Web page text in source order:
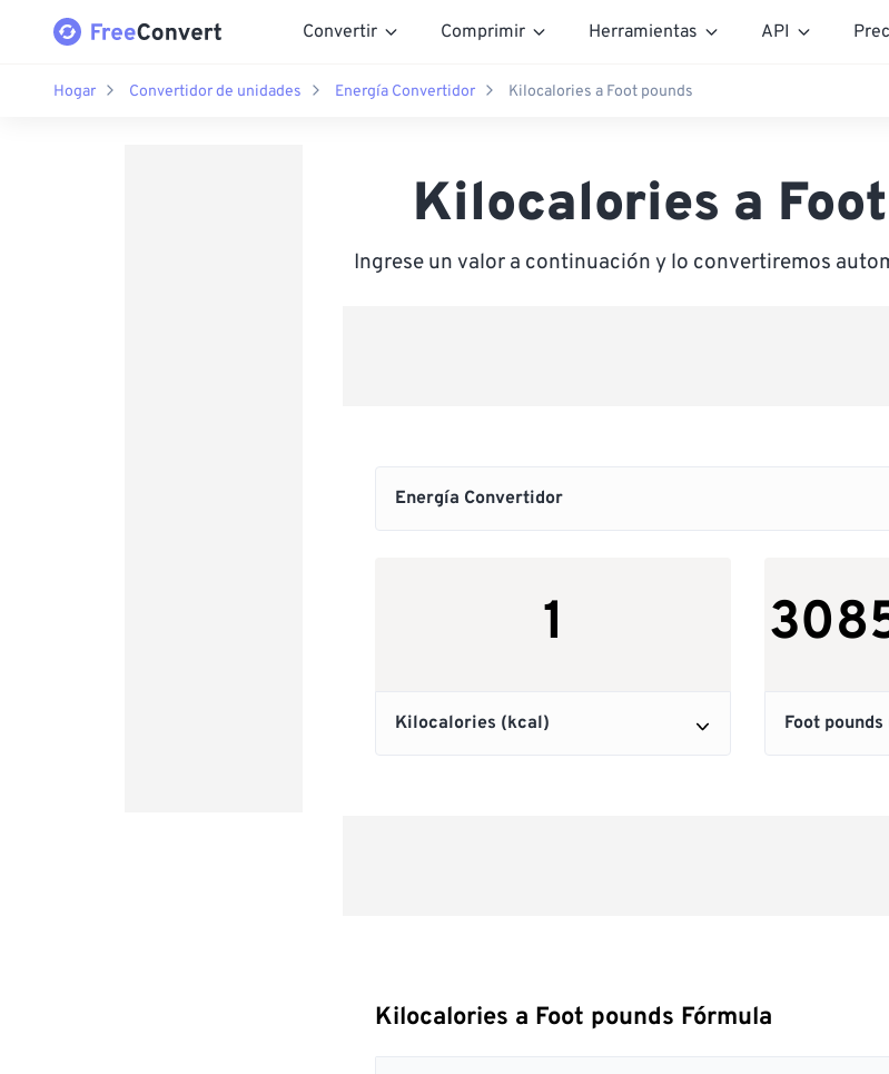
Convertir Comprimir Herramientas API
Hogar Convertidor de unidades Energía Convertidor Kilocalories a Foot pounds
Kilocalories a
Ingrese un valor a continuación y lo convertiremos
Kilocalories a Foot pounds Fórmula